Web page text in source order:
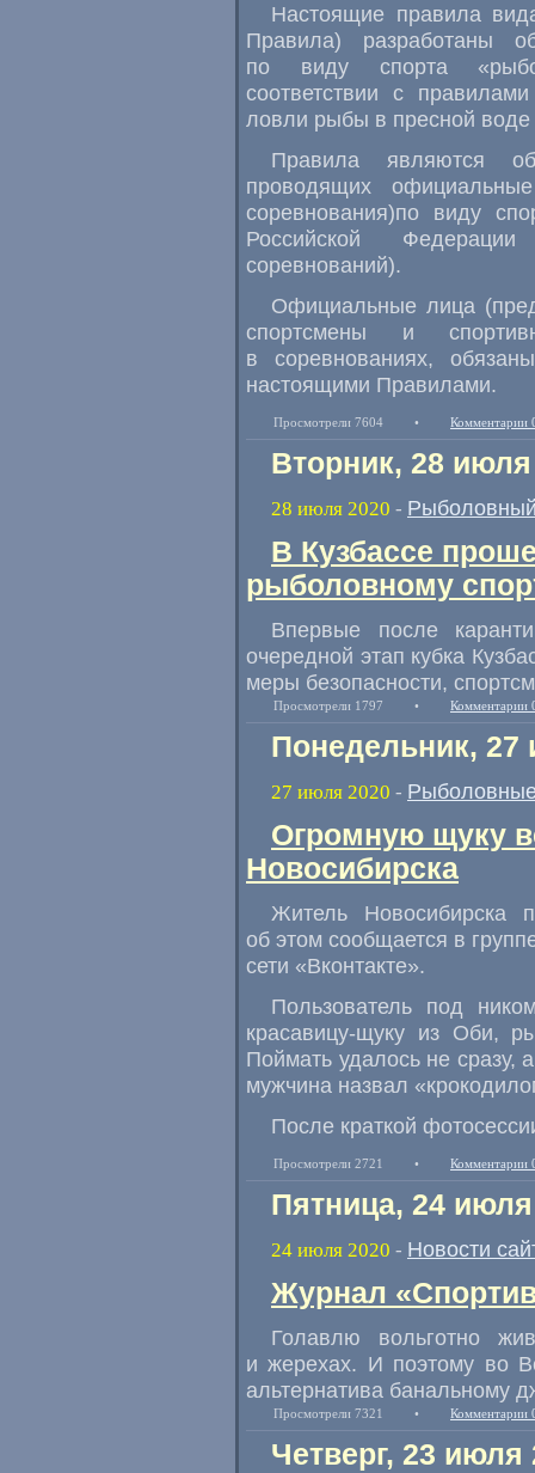
Настоящие правила
Правила) разработаны
по виду спорта
«
соответствии с
ловли рыбы в пресной воде
Правила являются
проводящих
соревнования)по виду
Российской Федерации
соревнований).
Официальные лица (
спортсмены и
в соревнованиях,
настоящими Правилами.
Просмотрели 7604 • Комментарии
Вторник, 28 июля
28 июля 2020 -
В Кузбассе
рыболовному
Впервые после
очередной этап кубка
меры безопасности,
Просмотрели 1797 • Комментарии
Понедельник, 27
27 июля 2020 -
Огромную щуку
Новосибирска
Житель Новосибирска
об этом сообщается в
сети «Вконтакте».
Пользователь под
красавицу-щуку из Оби,
Поймать удалось не сразу,
мужчина назвал «
После краткой
Просмотрели 2721 • Комментарии
Пятница, 24
24 июля 2020 - Новости
Журнал
Голавлю вольготно
и жерехах. И поэтому во
альтернатива банальному
Просмотрели 7321 • Комментарии
Четверг, 23 июля